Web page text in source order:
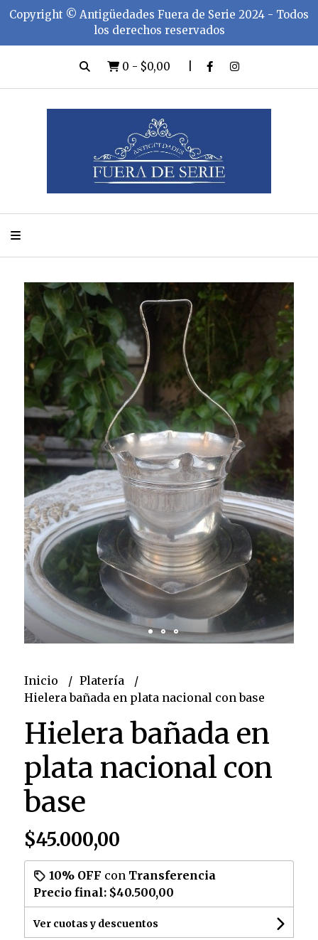
Copyright ©️ Antigüedades Fuera de Serie 2024 - Todos
los derechos reservados
0 - $0,00
Inicio
Platería
Hielera bañada en plata nacional con base
Hielera bañada en
plata nacional con
base
$45.000,00
10% OFF con Transferencia
Precio final: $40.500,00
Ver cuotas y descuentos